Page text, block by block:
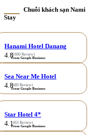
Chuỗi khách sạn Nami
Stay
Hanami Hotel Danang
4.8(1600 Review)
From Google Business
Sea Near Me Hotel
4.8(489 Review)
From Google Business
Star Hotel 4*
4.1(463 Review)
From Google Business